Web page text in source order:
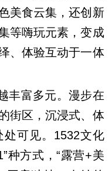
美食云集，还创新
等嗨玩元素，变成
、体验互动于一体
富多元。漫步在
街区，沉浸式、体
可见。1532文化
种方式，“露营+美